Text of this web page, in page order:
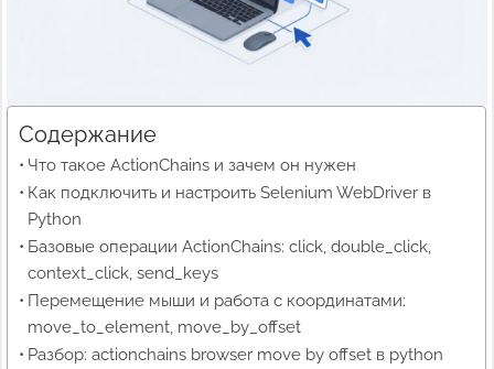
Содержание
Что такое ActionChains и зачем он нужен
Как подключить и настроить Selenium WebDriver в
Python
Базовые операции ActionChains: click, double_click,
context_click, send_keys
Перемещение мыши и работа с координатами:
move_to_element, move_by_offset
Разбор: actionchains browser move by offset в python